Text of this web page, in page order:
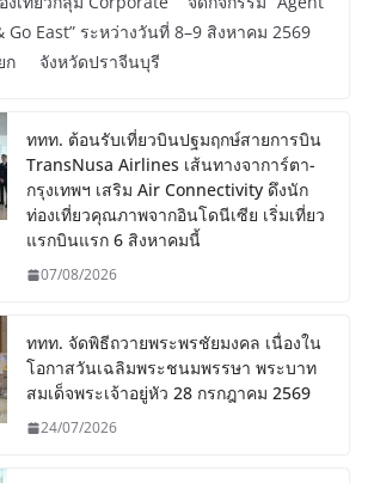
Go East” ระหว่างวันที่ 8–9 สิงหาคม 2569
ก จังหวัดปราจีนบุรี
ททท. ต้อนรับเที่ยวบินปฐมฤกษ์สายการบิน
TransNusa Airlines เส้นทางจาการ์ตา-
กรุงเทพฯ เสริม Air Connectivity ดึงนัก
ท่องเที่ยวคุณภาพจากอินโดนีเซีย เริ่มเที่ยว
แรกบินแรก 6 สิงหาคมนี้
07/08/2026
ททท. จัดพิธีถวายพระพรชัยมงคล เนื่องใน
โอกาสวันเฉลิมพระชนมพรรษา พระบาท
สมเด็จพระเจ้าอยู่หัว 28 กรกฎาคม 2569
24/07/2026